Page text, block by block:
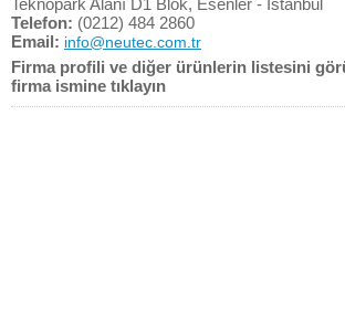
Teknopark Alanı D1 Blok, Esenler - İstanbul
Telefon: (0212) 484 2860
Email: info@neutec.com.tr
Firma profili ve diğer ürünlerin listesini
firma ismine tıklayın